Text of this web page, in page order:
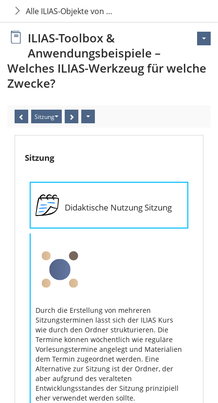
Alle ILIAS-Objekte von A - Z
ILIAS-Toolbox &
Anwendungsbeispiele –
Welches ILIAS-Werkzeug für welche
Zwecke?
Sitzung
Sitzung
Didaktische Nutzung Sitzung
Durch die Erstellung von mehreren
Sitzungsterminen lässt sich der ILIAS Kurs
wie durch den Ordner strukturieren. Die
Termine können wöchentlich wie reguläre
Vorlesungstermine angelegt und Materialien
dem Termin zugeordnet werden. Eine
Alternative zur Sitzung ist der Ordner, der
aber aufgrund des veralteten
Entwicklungsstandes der Sitzung prinzipiell
eher verwendet werden sollte.